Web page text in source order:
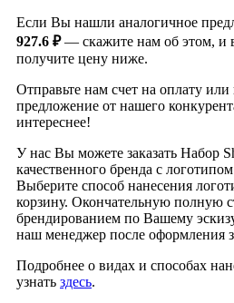
Если Вы нашли аналогичное
927.6 ₽— скажите нам об этом, и
получите цену ниже.
Отправьте нам счет на оплату или
предложение от нашего
интереснее!
У нас Вы можете заказать Набор
качественного бренда с
Выберите способ нанесения
корзину. Окончательную полную
брендированием по Вашему
наш менеджер после оформления
Подробнее о видах и способах
узнать здесь.